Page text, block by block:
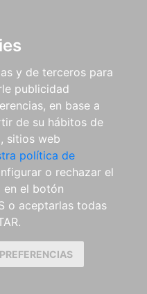
y de terceros para
publicidad
en base a
de su hábitos de
sitios web
política de
o rechazar el
en el botón
o aceptarlas todas